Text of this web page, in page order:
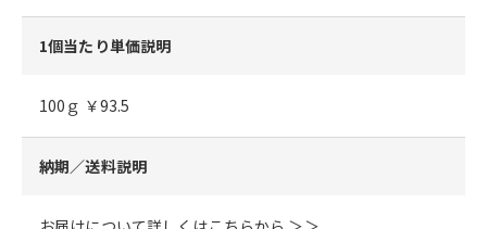
1個当たり単価説明
100ｇ ￥93.5
納期／送料説明